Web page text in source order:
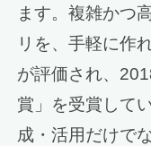
ます。複雑かつ
リを、手軽に作
が評価され、
賞」を受賞して
成・活用だけで